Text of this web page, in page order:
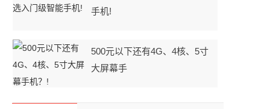
手机!
500元以下还有4G、4核、5寸
大屏幕手